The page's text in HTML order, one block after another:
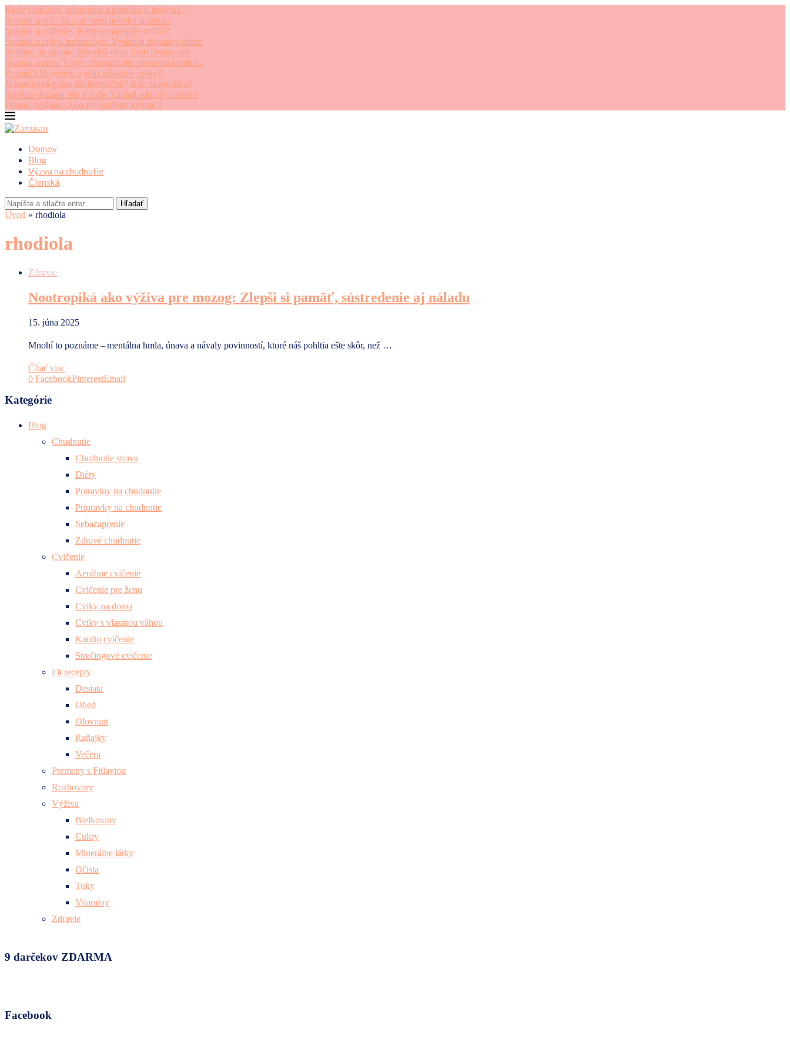
Kedy vyhľadať odborníka a pomôžu ti lieky na...
Spánok a vek: Ako sa mení potreba spánku...
Spánok a cvičenie: Kedy je najlepšie cvičiť?
Spánok a vplyv technológii: Vyskúšaj digitálny detox
Bylinky na spanie: Prírodná cesta proti nespavosti
Spánok a stres: Vplyv chronického stresu na kvalitu...
Poznáš SM systém a jeho základné cviky?
Je karobová guma (ne)bezpečná? Kde sa používa?
Správne držanie tela v sede: Základ zdravej chrbtice
Fitness topánky: Ako ich správne vybrať ?
Domov
Blog
Výzva na chudnutie
Členská
Hľadať
Úvod » rhodiola
rhodiola
Zdravie
Nootropiká ako výživa pre mozog: Zlepši si pamäť, sústredenie aj náladu
15. júna 2025
Mnohí to poznáme – mentálna hmla, únava a návaly povinností, ktoré náš pohltia ešte skôr, než …
Čítať viac
0 FacebookPinterestEmail
Kategórie
Blog
Chudnutie
Chudnutie strava
Diéty
Potraviny na chudnutie
Prípravky na chudnutie
Sebazaprenie
Zdravé chudnutie
Cvičenie
Aeróbne cvičenie
Cvičenie pre ženu
Cviky na doma
Cviky s vlastnou váhou
Kardio cvičenie
Strečingové cvičenie
Fit recepty
Desiata
Obed
Olovrant
Raňajky
Večera
Premeny s Fitlaviou
Rozhovory
Výživa
Bielkoviny
Cukry
Minerálne látky
Očista
Tuky
Vitamíny
Zdravie
9 darčekov ZDARMA
Facebook